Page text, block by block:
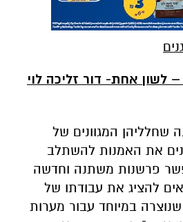
– לשון אחת- דור זליכה לוי
את האמנות להשתלב
פרשנות משתנה וחדשה
במיוחד עבור מערות
אחת" נוצרה בהשראת
הקדומות, משתמשת
שלהן, ושזורה במבנה
התוצאה היא חוויה רב